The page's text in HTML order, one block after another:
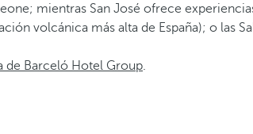
mientras San José ofrece
volcánica más alta de España); o las
de Barceló Hotel Group.